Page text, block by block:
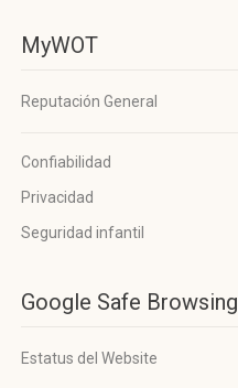
MyWOT
Reputación General
Confiabilidad
Privacidad
Seguridad infantil
Google Safe Browsing
Estatus del Website